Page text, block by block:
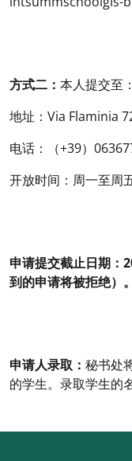
方式二： 本人提交至
地址：Via Flaminia
电话：（+39）
开放时间：周一至周
申请提交截止日期：
到的申请将被拒绝）。
申请人录取： 秘书处
的学生。录取学生的